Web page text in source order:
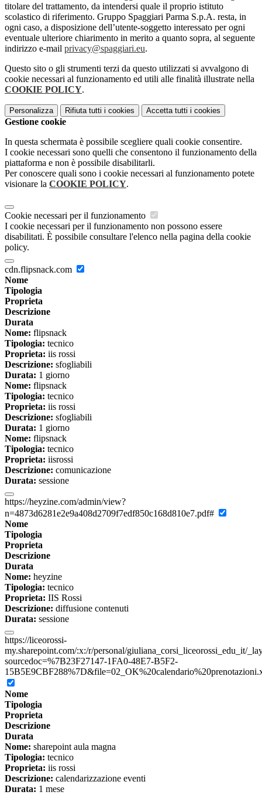
titolare del trattamento, da intendersi quale il proprio istituto
scolastico di riferimento. Gruppo Spaggiari Parma S.p.A. resta, in
ogni caso, a disposizione dell’utente-soggetto interessato per ogni
eventuale ulteriore chiarimento in merito a quanto sopra, al seguente
indirizzo e-mail privacy@spaggiari.eu.
Questo sito o gli strumenti terzi da questo utilizzati si avvalgono di
cookie necessari al funzionamento ed utili alle finalità illustrate nella
COOKIE POLICY.
Personalizza Rifiuta tutti i cookies Accetta tutti i cookies
Gestione cookie
In questa schermata è possibile scegliere quali cookie consentire.
I cookie necessari sono quelli che consentono il funzionamento della
piattaforma e non è possibile disabilitarli.
Per conoscere quali sono i cookie necessari al funzionamento potete
visionare la COOKIE POLICY.
Cookie necessari per il funzionamento
I cookie necessari per il funzionamento non possono essere
disabilitati. È possibile consultare l'elenco nella pagina della cookie
policy.
cdn.flipsnack.com
Nome
Tipologia
Proprieta
Descrizione
Durata
Nome: flipsnack
Tipologia: tecnico
Proprieta: iis rossi
Descrizione: sfogliabili
Durata: 1 giorno
Nome: flipsnack
Tipologia: tecnico
Proprieta: iis rossi
Descrizione: sfogliabili
Durata: 1 giorno
Nome: flipsnack
Tipologia: tecnico
Proprieta: iisrossi
Descrizione: comunicazione
Durata: sessione
https://heyzine.com/admin/view?
n=4873d6281e2e9a408d2709f7edf850c168d810e7.pdf#
Nome
Tipologia
Proprieta
Descrizione
Durata
Nome: heyzine
Tipologia: tecnico
Proprieta: IIS Rossi
Descrizione: diffusione contenuti
Durata: sessione
https://liceorossi-
my.sharepoint.com/:x:/r/personal/giuliana_corsi_liceorossi_edu_it/
sourcedoc=%7B23F27147-1FA0-48E7-B5F2-
Nome
Tipologia
Proprieta
Descrizione
Durata
Nome: sharepoint aula magna
Tipologia: tecnico
Proprieta: iis rossi
Descrizione: calendarizzazione eventi
Durata: 1 mese